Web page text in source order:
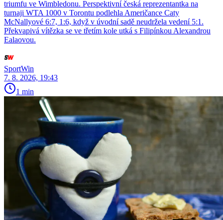
triumfu ve Wimbledonu. Perspektivní česká reprezentantka na
turnaji WTA 1000 v Torontu podlehla Američance Caty
McNallyové 6:7, 1:6, když v úvodní sadě neudržela vedení 5:1.
Překvapivá vítězka se ve třetím kole utká s Filipínkou Alexandrou
Ealaovou.
SportWin
7. 8. 2026, 19:43
1 min